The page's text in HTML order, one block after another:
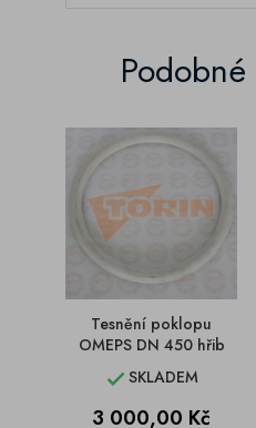
Podobné
Tesnění poklopu
OMEPS DN 450 hřib
SKLADEM
Cena
3 000,00 Kč